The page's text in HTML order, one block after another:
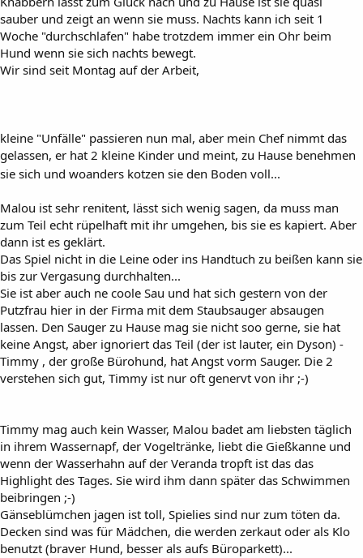
sauber und zeigt an wenn sie muss. Nachts kann ich seit 1
Woche "durchschlafen" habe trotzdem immer ein Ohr beim
Hund wenn sie sich nachts bewegt.
Wir sind seit Montag auf der Arbeit,
kleine "Unfälle" passieren nun mal, aber mein Chef nimmt das
gelassen, er hat 2 kleine Kinder und meint, zu Hause benehmen
sie sich und woanders kotzen sie den Boden voll...
Malou ist sehr renitent, lässt sich wenig sagen, da muss man
zum Teil echt rüpelhaft mit ihr umgehen, bis sie es kapiert. Aber
dann ist es geklärt.
Das Spiel nicht in die Leine oder ins Handtuch zu beißen kann sie
bis zur Vergasung durchhalten...
Sie ist aber auch ne coole Sau und hat sich gestern von der
Putzfrau hier in der Firma mit dem Staubsauger absaugen
lassen. Den Sauger zu Hause mag sie nicht soo gerne, sie hat
keine Angst, aber ignoriert das Teil (der ist lauter, ein Dyson) -
Timmy , der große Bürohund, hat Angst vorm Sauger. Die 2
verstehen sich gut, Timmy ist nur oft genervt von ihr ;-)
Timmy mag auch kein Wasser, Malou badet am liebsten täglich
in ihrem Wassernapf, der Vogeltränke, liebt die Gießkanne und
wenn der Wasserhahn auf der Veranda tropft ist das das
Highlight des Tages. Sie wird ihm dann später das Schwimmen
beibringen ;-)
Gänseblümchen jagen ist toll, Spielies sind nur zum töten da.
Decken sind was für Mädchen, die werden zerkaut oder als Klo
benutzt (braver Hund, besser als aufs Büroparkett)...